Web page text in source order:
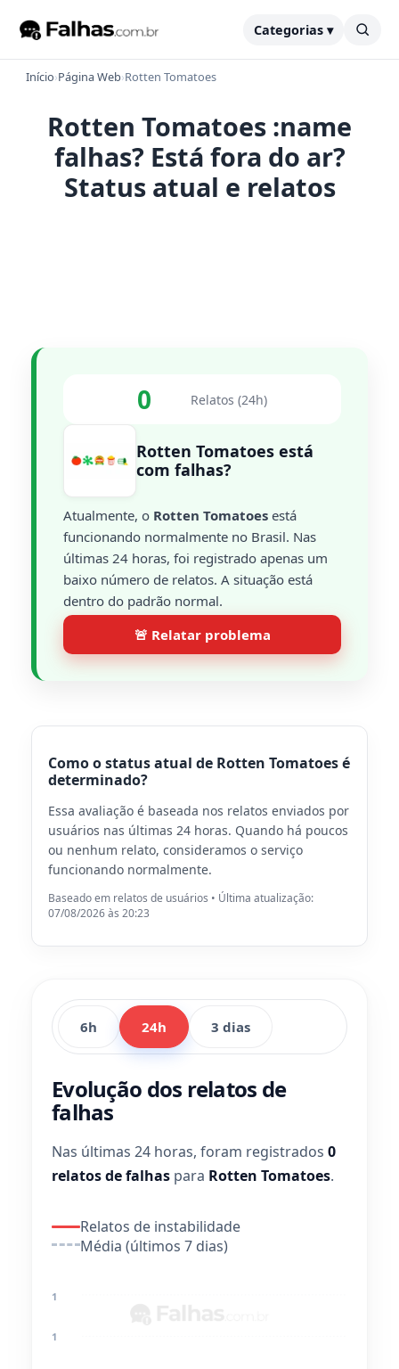
Categorias ▾
Início›Página Web›Rotten Tomatoes
Rotten Tomatoes :name
falhas? Está fora do ar?
Status atual e relatos
0 Relatos (24h)
Rotten Tomatoes está
com falhas?
Atualmente, o Rotten Tomatoes está
funcionando normalmente no Brasil. Nas
últimas 24 horas, foi registrado apenas um
baixo número de relatos. A situação está
dentro do padrão normal.
🚨 Relatar problema
Como o status atual de Rotten Tomatoes é
determinado?
Essa avaliação é baseada nos relatos enviados por
usuários nas últimas 24 horas. Quando há poucos
ou nenhum relato, consideramos o serviço
funcionando normalmente.
Baseado em relatos de usuários • Última atualização:
07/08/2026 às 20:23
6h 24h 3 dias
Evolução dos relatos de
falhas
Nas últimas 24 horas, foram registrados 0
relatos de falhas para Rotten Tomatoes.
Relatos de instabilidade
Média (últimos 7 dias)
1
1